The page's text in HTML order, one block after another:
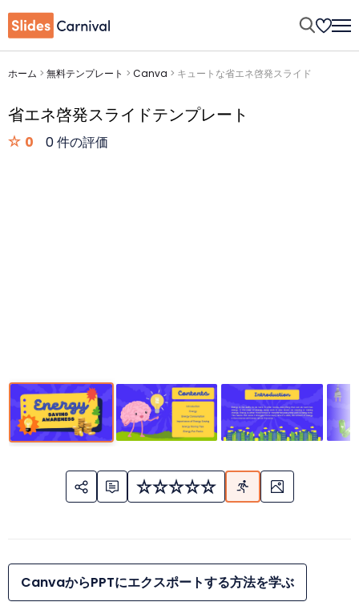
ホーム > 無料テンプレート > Canva > キュートな省エネ啓発スライド
省エネ啓発スライドテンプレート
0 0 件の評価
CanvaからPPTにエクスポートする方法を学ぶ